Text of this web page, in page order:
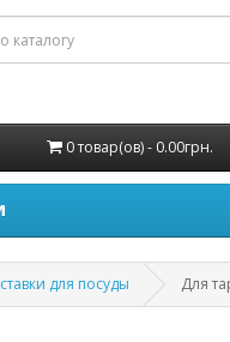
0 товар(ов) - 0.00грн.
для посуды Для